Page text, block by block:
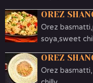
OREZ
Orez
soya,sweet
OREZ
Orez